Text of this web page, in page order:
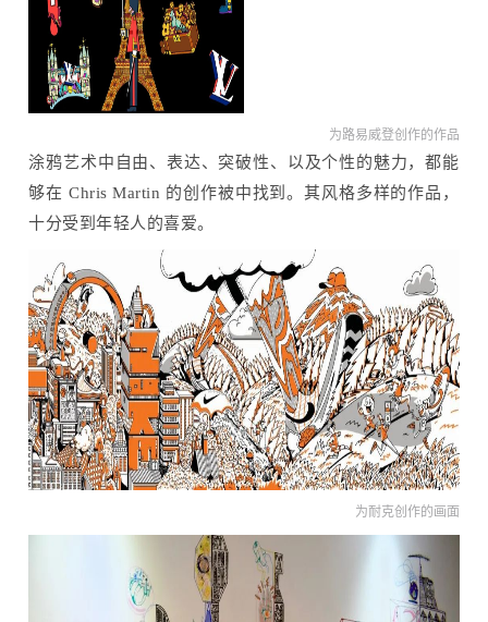
为路易威登创作的作品
涂鸦艺术中自由、表达、突破性、以及个性的魅力，都能
够在 Chris Martin 的创作被中找到。其风格多样的作品，
十分受到年轻人的喜爱。
为耐克创作的画面